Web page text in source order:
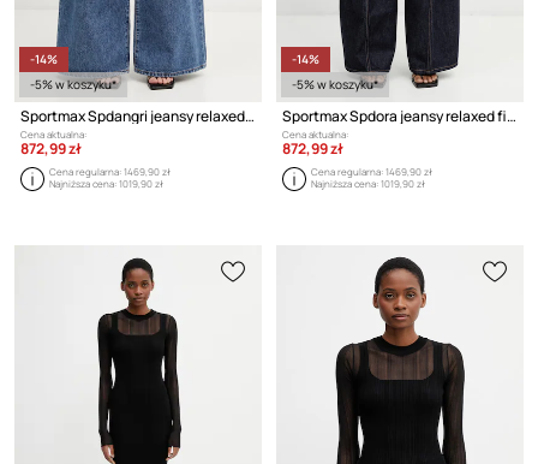
-14%
-5% w koszyku*
Sportmax Spdangri jeansy relaxed fit damskie
Cena aktualna:
872,99 zł
Cena regularna:1469,90 zł
Najniższa cena:1019,90 zł
-14%
-5% w koszyku*
Sportmax Spdora jeansy relaxed fit damskie
Cena aktualna:
872,99 zł
Cena regularna:1469,90 zł
Najniższa cena:1019,90 zł